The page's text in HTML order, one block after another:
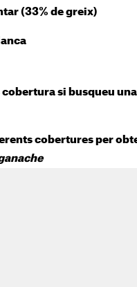
(33% de greix)
si busqueu
cobertures per